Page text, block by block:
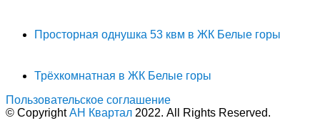
Просторная однушка 53 квм в ЖК Белые горы
Трёхкомнатная в ЖК Белые горы
Пользовательское соглашение
© CopyrightАН Квартал 2022. All Rights Reserved.